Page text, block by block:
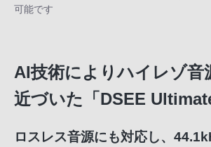
可能です
AI技術によりハイレゾ音
近づいた「DSEE
ロスレス音源にも対応し、